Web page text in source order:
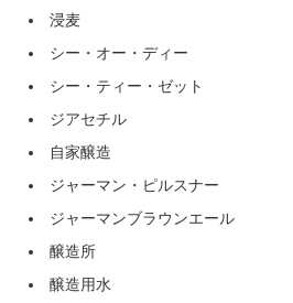
浸麦
シー・オー・ディー
シー・ティー・ゼット
ジアセチル
自家醸造
ジャーマン・ピルスナー
ジャーマンブラウンエール
醸造所
醸造用水